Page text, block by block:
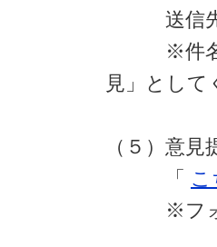
送信先メ
※件名を
見」として
（５）意
「 こ
※フォー